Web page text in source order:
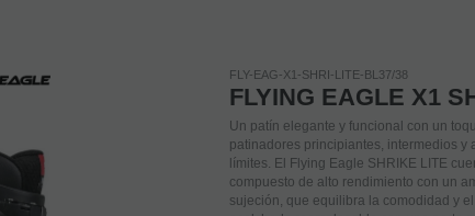
FLY-EAG-X1-SHRI-LITE-BL37/38
FLYING EAGLE X1
Un patín elegante y funcional con un
patinadores principiantes, intermedios
límites. El Flying Eagle SHRIKE LITE
compuesto de alto rendimiento con un
sujeción, que equilibra la comodidad y